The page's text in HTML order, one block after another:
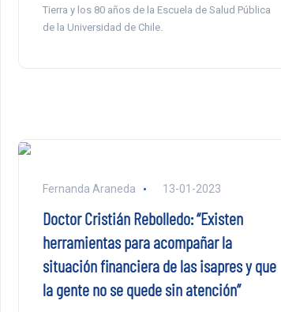
Tierra y los 80 años de la Escuela de Salud Pública
de la Universidad de Chile.
Fernanda Araneda 13-01-2023
Doctor Cristián Rebolledo: “Existen
herramientas para acompañar la
situación financiera de las isapres y que
la gente no se quede sin atención”